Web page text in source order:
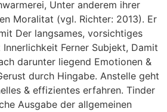
Unter anderem ihrer
Moralitat (vgl. Richter: 2013). Er
Der langsames, vorsichtiges
Ferner Subjekt, Damit
darunter liegend Emotionen &
durch Hingabe. Anstelle geht
& effizientes erfahren. Tinder
Ausgabe der allgemeinen